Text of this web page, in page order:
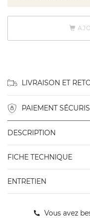
LIVRAISON ET
PAIEMENT
DESCRIPTION
FICHE TECHNIQUE
ENTRETIEN
Vous avez